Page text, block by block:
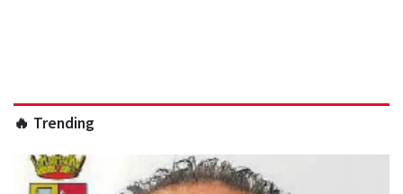
🔥 Trending